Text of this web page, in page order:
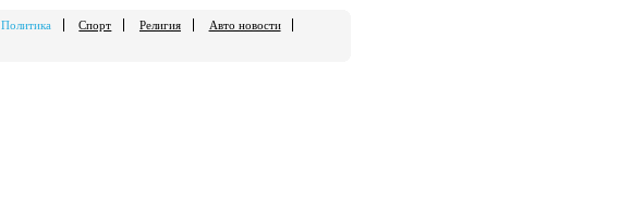
Политика Спорт Религия
Авто новости